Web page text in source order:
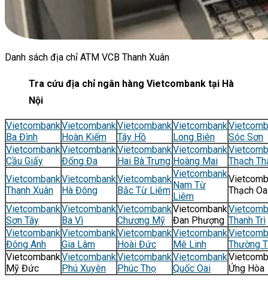
Danh sách địa chỉ ATM VCB Thanh Xuân
Tra cứu địa chỉ ngân hàng Vietcombank tại Hà
Nội
Vietcombank
Ba Đình
Vietcombank
Hoàn Kiếm
Vietcombank
Tây Hồ
Vietcombank
Long Biên
Sóc Sơn
Vietcombank
Cầu Giấy
Vietcombank
Đống Đa
Vietcombank
Hai Bà Trưng
Vietcombank
Hoàng Mai
Thạch
Vietcombank
Thanh Xuân
Vietcombank
Hà Đông
Vietcombank
Bắc Từ Liêm
Vietcombank
Nam Từ
Liêm
Thạch
Vietcombank
Sơn Tây
Vietcombank
Ba Vì
Vietcombank
Chương Mỹ
Vietcombank
Đan Phượng Thanh Trì
Vietcombank
Đông Anh
Vietcombank
Gia Lâm
Vietcombank
Hoài Đức
Vietcombank
Mê Linh
Thường
Vietcombank
Mỹ Đức
Vietcombank
Phú Xuyên
Vietcombank
Phúc Thọ
Vietcombank
Quốc Oai
Ứng Hòa